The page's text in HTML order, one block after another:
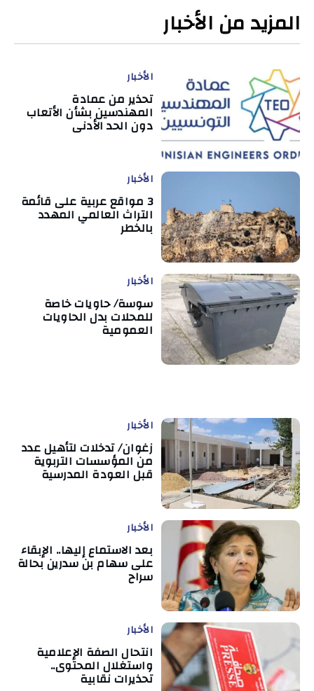
المزيد من الأخبار
الأخبار
تحذير من عمادة
المهندسين بشأن الأتعاب
دون الحد الأدنى
الأخبار
3 مواقع عربية على قائمة
التراث العالمي المهدد
بالخطر
الأخبار
سوسة/ حاويات خاصة
للمحلات بدل الحاويات
العمومية
الأخبار
زغوان/ تدخلات لتأهيل عدد
من المؤسسات التربوية
قبل العودة المدرسية
الأخبار
بعد الاستماع إليها.. الإبقاء
على سهام بن سدرين بحالة
سراح
الأخبار
انتحال الصفة الإعلامية
واستغلال المحتوى..
تحذيرات نقابية